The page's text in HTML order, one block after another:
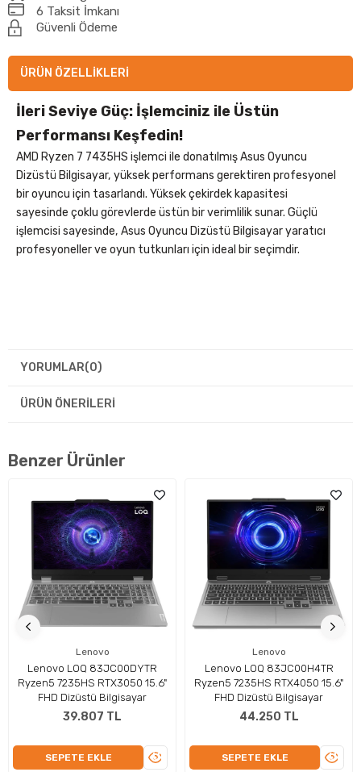
6 Taksit İmkanı
Güvenli Ödeme
ÜRÜN ÖZELLIKLERI
İleri Seviye Güç: İşlemciniz ile Üstün
Performansı Keşfedin!
AMD Ryzen 7 7435HS işlemci ile donatılmış Asus Oyuncu
Dizüstü Bilgisayar, yüksek performans gerektiren profesyonel
bir oyuncu için tasarlandı. Yüksek çekirdek kapasitesi
sayesinde çoklu görevlerde üstün bir verimlilik sunar. Güçlü
işlemcisi sayesinde, Asus Oyuncu Dizüstü Bilgisayar yaratıcı
profesyoneller ve oyun tutkunları için ideal bir seçimdir.
Görsel Zenginlik: Grafiklerde Üstün
Deneyim
NVIDIA GeForce RTX 3050 (4 GB GDDR6) bellekle
seviyeye taşır. 15.6 boyutundaki ekranı ve 1920 x 1080
çözünürlüğü, içeriklerinizi canlı ve net bir şekilde
YORUMLAR(0)
ÜRÜN ÖNERILERI
Benzer Ürünler
Lenovo
Lenovo LOQ 83JC00DYTR
Ryzen5 7235HS RTX3050 15.6"
FHD Dizüstü Bilgisayar
39.807 TL
SEPETE EKLE
ÜRÜNÜ
Lenovo
Lenovo LOQ 83JC00H4TR
Ryzen5 7235HS RTX4050 15.6"
FHD Dizüstü Bilgisayar
44.250 TL
SEPETE EKLE